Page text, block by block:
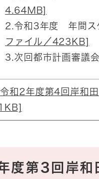
4.64MB]
2.令和3年度 年間ス
ファイル／423KB]
3.次回都市計画審議
令和2年度第4回岸和
度第3回岸和